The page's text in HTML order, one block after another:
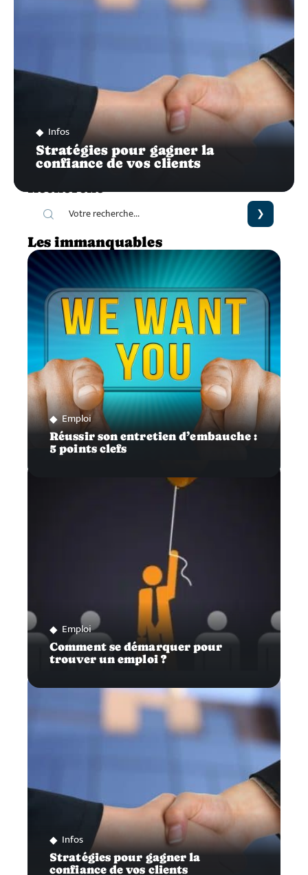
Infos
Stratégies pour gagner la
confiance de vos clients
Recherche
Les immanquables
Emploi
Réussir son entretien d’embauche :
5 points clefs
Emploi
Comment se démarquer pour
trouver un emploi ?
Infos
Stratégies pour gagner la
confiance de vos clients